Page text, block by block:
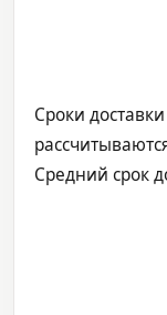
Сроки
Средний срок